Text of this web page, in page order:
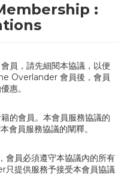
:
員，請先細閱本協議，以便
Overlander 會員後，會員
惠。
的會員。本會員服務協議的
會員服務協議的闡釋。
員必須遵守本協議內的所有
提供服務予接受本會員協議